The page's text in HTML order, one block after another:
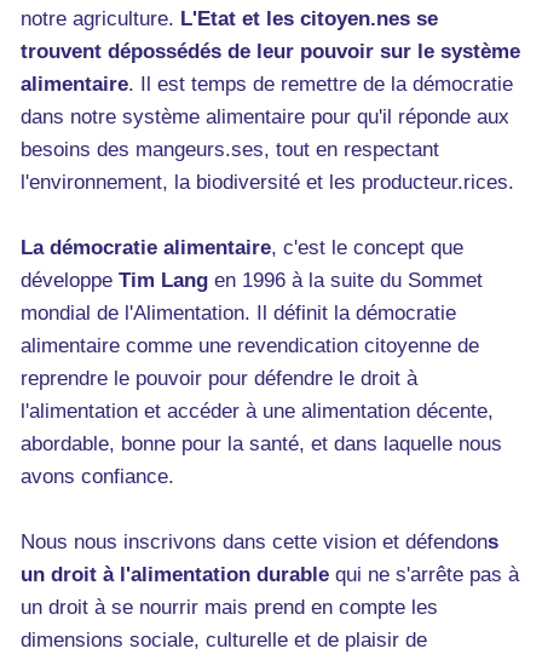
notre agriculture. L'Etat et les citoyen.nes se
trouvent dépossédés de leur pouvoir sur le système
alimentaire. Il est temps de remettre de la démocratie
dans notre système alimentaire pour qu'il réponde aux
besoins des mangeurs.ses, tout en respectant
l'environnement, la biodiversité et les producteur.rices.
La démocratie alimentaire, c'est le concept que
développe Tim Lang en 1996 à la suite du Sommet
mondial de l'Alimentation. Il définit la démocratie
alimentaire comme une revendication citoyenne de
reprendre le pouvoir pour défendre le droit à
l'alimentation et accéder à une alimentation décente,
abordable, bonne pour la santé, et dans laquelle nous
avons confiance.
Nous nous inscrivons dans cette vision et défendons
un droit à l'alimentation durable qui ne s'arrête pas à
un droit à se nourrir mais prend en compte les
dimensions sociale, culturelle et de plaisir de